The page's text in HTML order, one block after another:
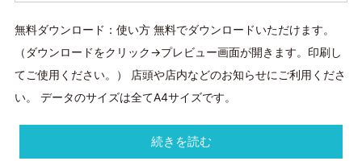
無料ダウンロード：使い方 無料でダウンロードいただけます。
（ダウンロードをクリック→プレビュー画面が開きます。印刷し
てご使用ください。） 店頭や店内などのお知らせにご利用くださ
い。 データのサイズは全てA4サイズです。
続きを読む